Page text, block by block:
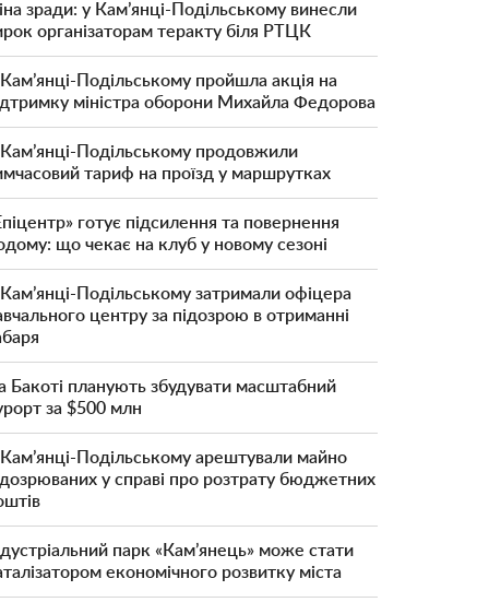
зради: у Кам’янці-Подільському винесли
організаторам теракту біля РТЦК
Подільському пройшла акція на
міністра оборони Михайла Федорова
Подільському продовжили
тариф на проїзд у маршрутках
готує підсилення та повернення
що чекає на клуб у новому сезоні
Подільському затримали офіцера
центру за підозрою в отриманні
Бакоті планують збудувати масштабний
за $500 млн
Подільському арештували майно
у справі про розтрату бюджетних
парк «Кам’янець» може стати
економічного розвитку міста